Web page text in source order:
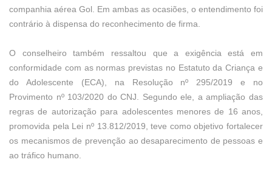
companhia aérea Gol. Em ambas as ocasiões, o entendimento foi
contrário à dispensa do reconhecimento de firma.
O conselheiro também ressaltou que a exigência está em
conformidade com as normas previstas no Estatuto da Criança e
do Adolescente (ECA), na Resolução nº 295/2019 e no
Provimento nº 103/2020 do CNJ. Segundo ele, a ampliação das
regras de autorização para adolescentes menores de 16 anos,
promovida pela Lei nº 13.812/2019, teve como objetivo fortalecer
os mecanismos de prevenção ao desaparecimento de pessoas e
ao tráfico humano.